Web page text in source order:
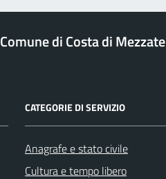
Comune di Costa di Mezzate
CATEGORIE DI SERVIZIO
Anagrafe e stato civile
Cultura e tempo libero